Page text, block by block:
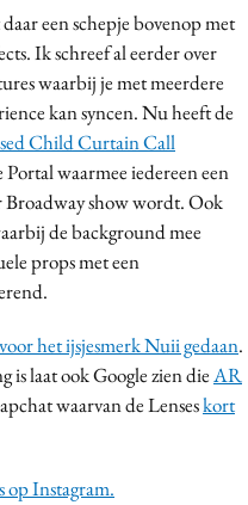
een schepje bovenop met
Ik schreef al eerder over
waarbij je met meerdere
kan syncen. Nu heeft de
Child Curtain Call
waarmee iedereen een
show wordt. Ook
de background mee
props met een
het ijsjesmerk Nuii gedaan.
laat ook Google zien dieAR
waarvan de Lenseskort
op Instagram.